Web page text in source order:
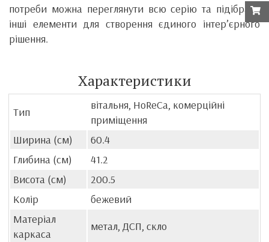
потреби можна переглянути всю серію та підібрати
інші елементи для створення єдиного інтер’єрного
рішення.
Характеристики
Тип
вітальня, HoReCa, комерційні
приміщення
Ширина (см)
60.4
Глибина (см)
41.2
Висота (см)
200.5
Колір
бежевий
Матеріал
каркаса
метал, ДСП, скло